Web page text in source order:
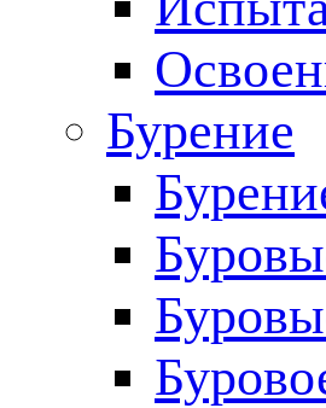
Бурение